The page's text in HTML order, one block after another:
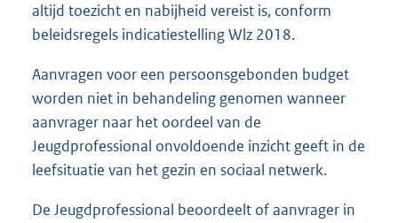
altijd toezicht en nabijheid vereist is, conform
beleidsregels indicatiestelling Wlz 2018.
Aanvragen voor een persoonsgebonden budget
worden niet in behandeling genomen wanneer
aanvrager naar het oordeel van de
Jeugdprofessional onvoldoende inzicht geeft in de
leefsituatie van het gezin en sociaal netwerk.
De Jeugdprofessional beoordeelt of aanvrager in